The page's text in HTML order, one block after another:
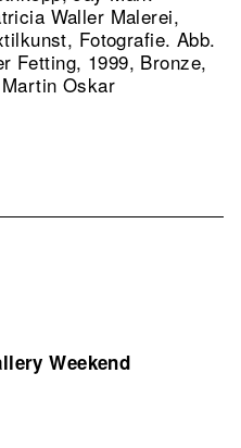
Waller Malerei,
Fotografie. Abb.
Fetting, 1999, Bronze,
Oskar
Weekend